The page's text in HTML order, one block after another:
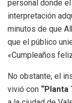
personal donde
interpretación
minutos de que
que el público
«Cumpleaños
No obstante, el
vivió con “Planta